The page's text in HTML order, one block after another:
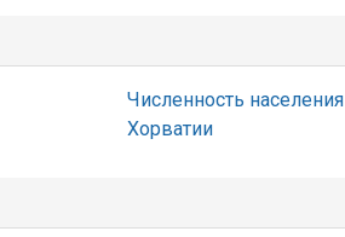
Численность населения
Хорватии